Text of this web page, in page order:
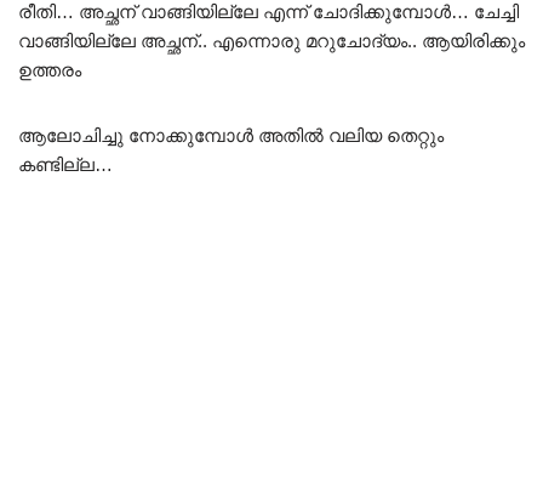
രീതി… അച്ഛന് വാങ്ങിയില്ലേ എന്ന് ചോദിക്കുമ്പോൾ… ചേച്ചി
വാങ്ങിയില്ലേ അച്ഛന്.. എന്നൊരു മറുചോദ്യം.. ആയിരിക്കും
ഉത്തരം
ആലോചിച്ചു നോക്കുമ്പോൾ അതിൽ വലിയ തെറ്റും
കണ്ടില്ല…